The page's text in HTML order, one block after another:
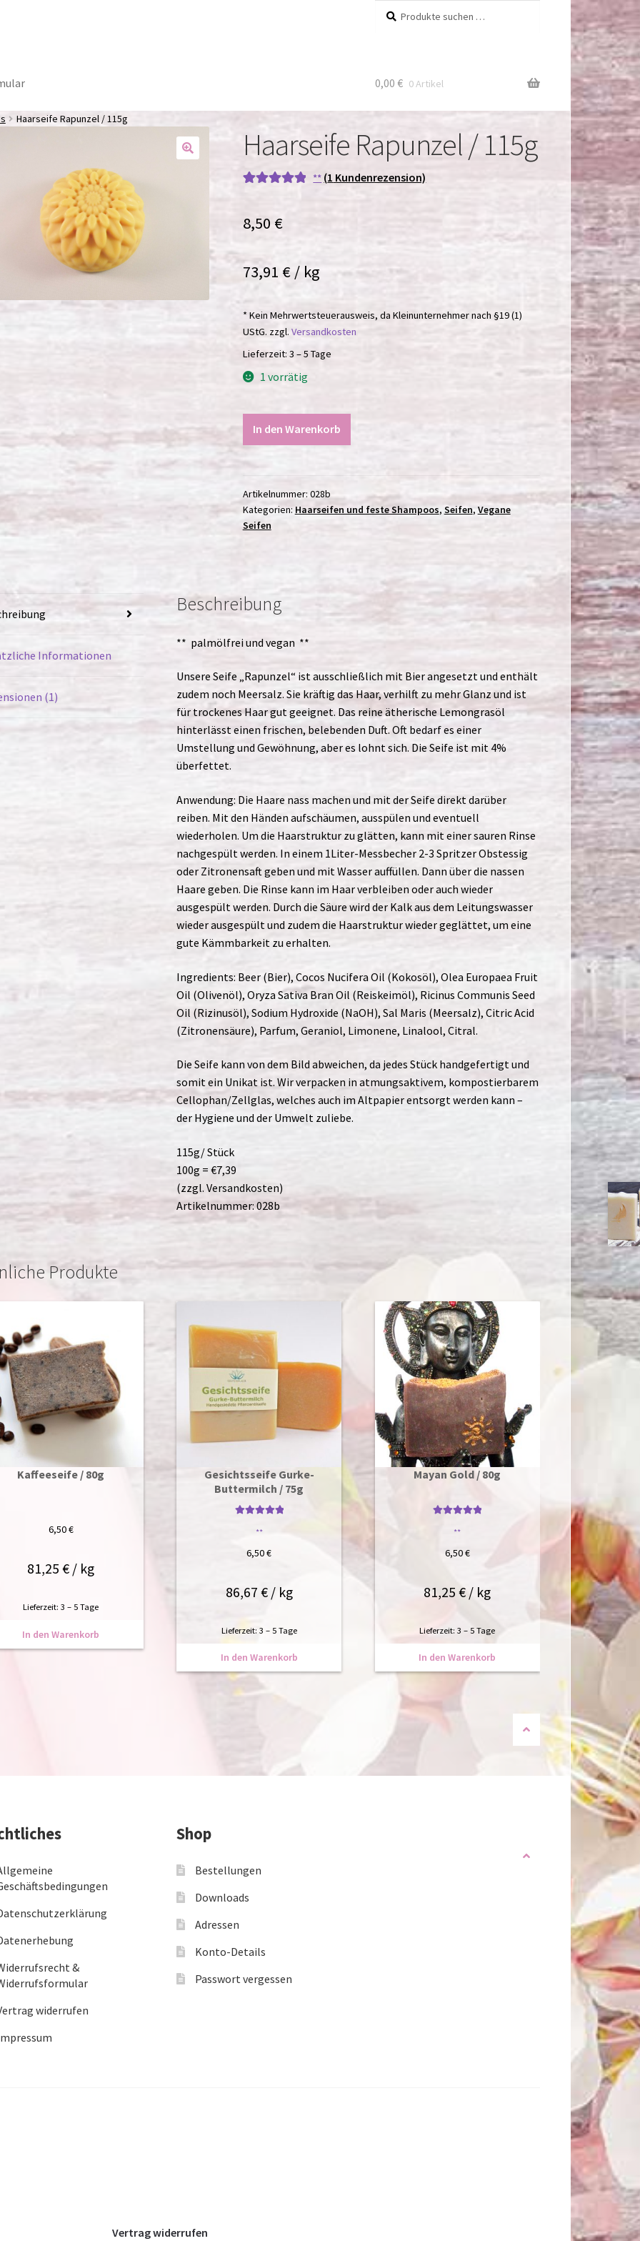
nach:
0,00 € 0 Artikel
Haarseife Rapunzel / 115g
Haarseife Rapunzel / 115g
basierend auf
rtung
** (1 Kundenrezension)
8,50 €
73,91 €/ kg
* Kein Mehrwertsteuerausweis, da Kleinunternehmer nach §19 (1)
UStG. zzgl. Versandkosten
Lieferzeit: 3 – 5 Tage
1 vorrätig
115g
Menge
In den Warenkorb
Artikelnummer: 028b
Kategorien:Haarseifen und feste Shampoos, Seifen, Vegane
Seifen
Informationen
(1)
Beschreibung
** palmölfrei und vegan **
Unsere Seife „Rapunzel“ ist ausschließlich mit Bier angesetzt und enthält
zudem noch Meersalz. Sie kräftig das Haar, verhilft zu mehr Glanz und ist
für trockenes Haar gut geeignet. Das reine ätherische Lemongrasöl
hinterlässt einen frischen, belebenden Duft. Oft bedarf es einer
Umstellung und Gewöhnung, aber es lohnt sich. Die Seife ist mit 4%
überfettet.
Anwendung: Die Haare nass machen und mit der Seife direkt darüber
reiben. Mit den Händen aufschäumen, ausspülen und eventuell
wiederholen. Um die Haarstruktur zu glätten, kann mit einer sauren Rinse
nachgespült werden. In einem 1Liter-Messbecher 2-3 Spritzer Obstessig
oder Zitronensaft geben und mit Wasser auffüllen. Dann über die nassen
Haare geben. Die Rinse kann im Haar verbleiben oder auch wieder
ausgespült werden. Durch die Säure wird der Kalk aus dem Leitungswasser
wieder ausgespült und zudem die Haarstruktur wieder geglättet, um eine
gute Kämmbarkeit zu erhalten.
Ingredients: Beer (Bier), Cocos Nucifera Oil (Kokosöl), Olea Europaea Fruit
Oil (Olivenöl), Oryza Sativa Bran Oil (Reiskeimöl), Ricinus Communis Seed
Oil (Rizinusöl), Sodium Hydroxide (NaOH), Sal Maris (Meersalz), Citric Acid
(Zitronensäure), Parfum, Geraniol, Limonene, Linalool, Citral.
Die Seife kann von dem Bild abweichen, da jedes Stück handgefertigt und
somit ein Unikat ist. Wir verpacken in atmungsaktivem, kompostierbarem
Cellophan/Zellglas, welches auch im Altpapier entsorgt werden kann –
der Hygiene und der Umwelt zuliebe.
115g/ Stück
100g = €7,39
(zzgl. Versandkosten)
Artikelnummer: 028b
Produkte
Kaffeeseife / 80g
6,50€
81,25€ / kg
Lieferzeit:3 – 5 Tage
In den Warenkorb
Gesichtsseife Gurke-
Buttermilch / 75g
**
6,50€
86,67 €/ kg
Lieferzeit: 3 – 5 Tage
In den Warenkorb
Mayan Gold / 80g
**
6,50€
81,25€ / kg
Lieferzeit:3 – 5 Tage
In den Warenkorb
&
widerrufen
Shop
Bestellungen
Downloads
Adressen
Konto-Details
Passwort vergessen
Vertrag widerrufen